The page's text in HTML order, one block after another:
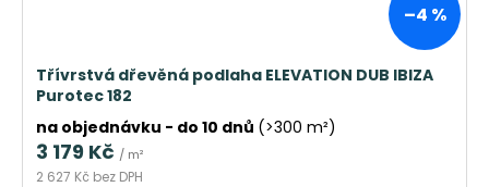
–4 %
Třívrstvá dřevěná podlaha ELEVATION DUB IBIZA
Purotec 182
na objednávku - do 10 dnů (>300 m²)
2 627 Kč bez DPH
3 179 Kč / m²